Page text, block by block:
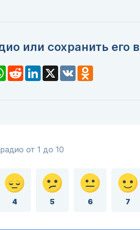
или сохранить его
WhatsApp
RedditLinkedIn
X VK
от 1 до 10
4 5 6 7